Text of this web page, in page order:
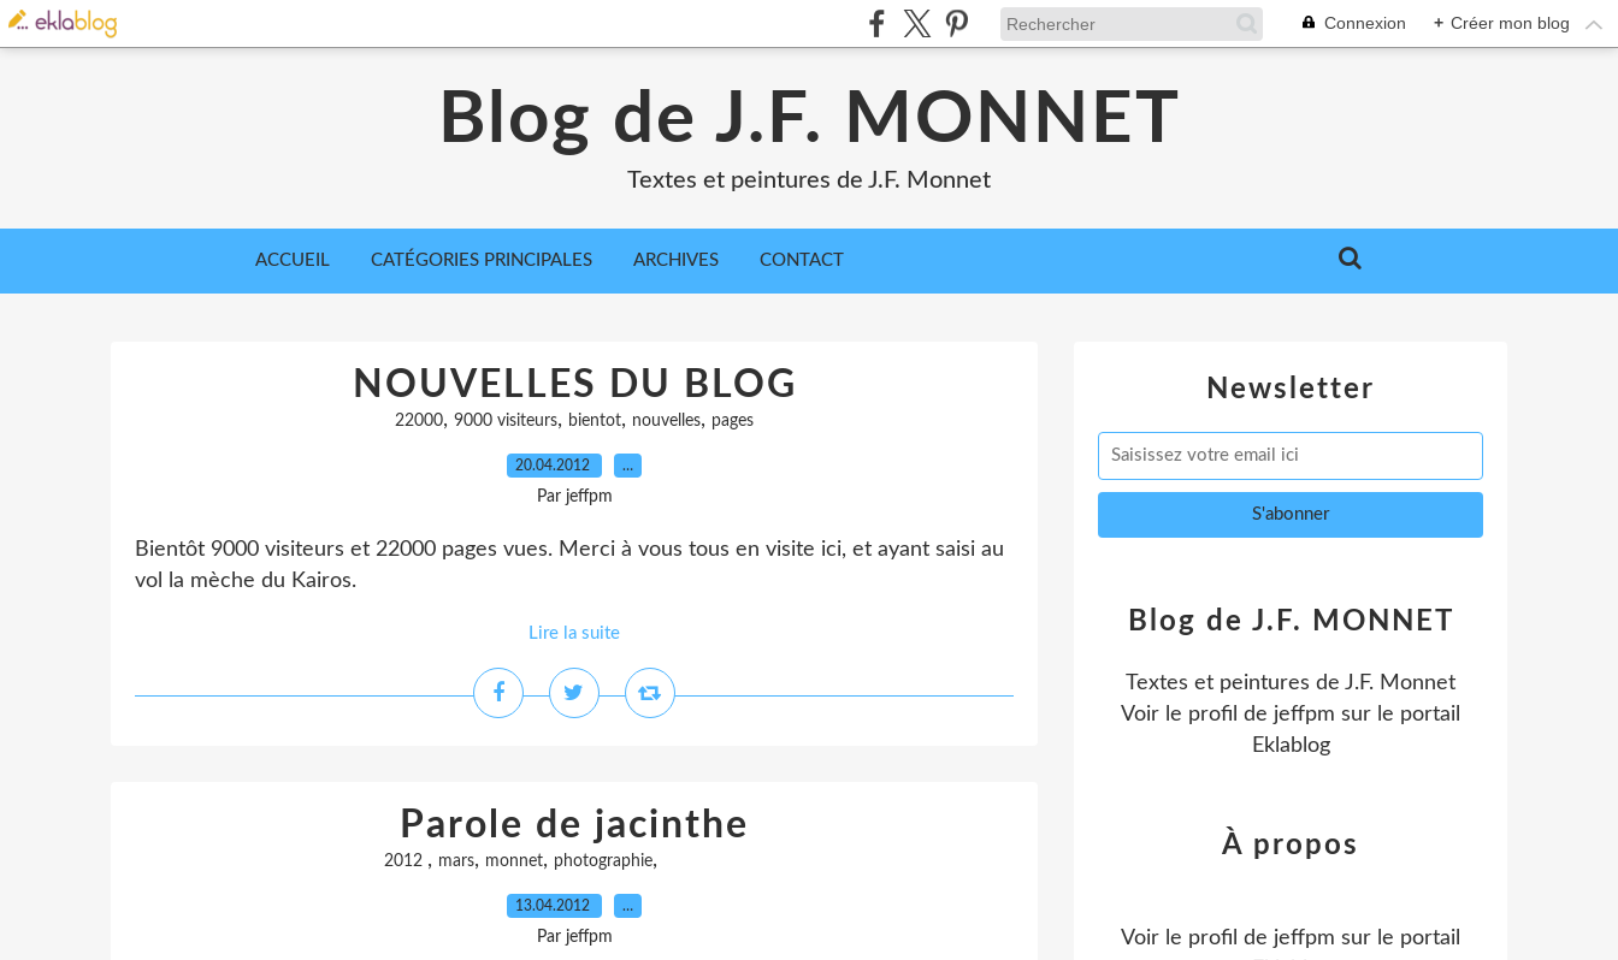
Connexion + Créer mon blog
Blog de J.F. MONNET
Textes et peintures de J.F. Monnet
ACCUEIL CATÉGORIES PRINCIPALES ARCHIVES CONTACT
NOUVELLES DU BLOG
22000, 9000 visiteurs, bientot, nouvelles, pages
20.04.2012 …
Par jeffpm
Bientôt 9000 visiteurs et 22000 pages vues. Merci à vous tous en visite ici, et ayant saisi au
vol la mèche du Kairos.
Lire la suite
Parole de jacinthe
2012 , mars, monnet, photographie,
13.04.2012 …
Par jeffpm
Newsletter
Blog de J.F. MONNET
Textes et peintures de J.F. Monnet
Voir le profil de jeffpm sur le portail
Eklablog
À propos
Voir le profil de jeffpm sur le portail